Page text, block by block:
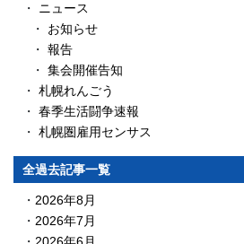
ニュース
お知らせ
報告
集会開催告知
札幌れんごう
春季生活闘争速報
札幌圏雇用センサス
全過去記事一覧
2026年8月
2026年7月